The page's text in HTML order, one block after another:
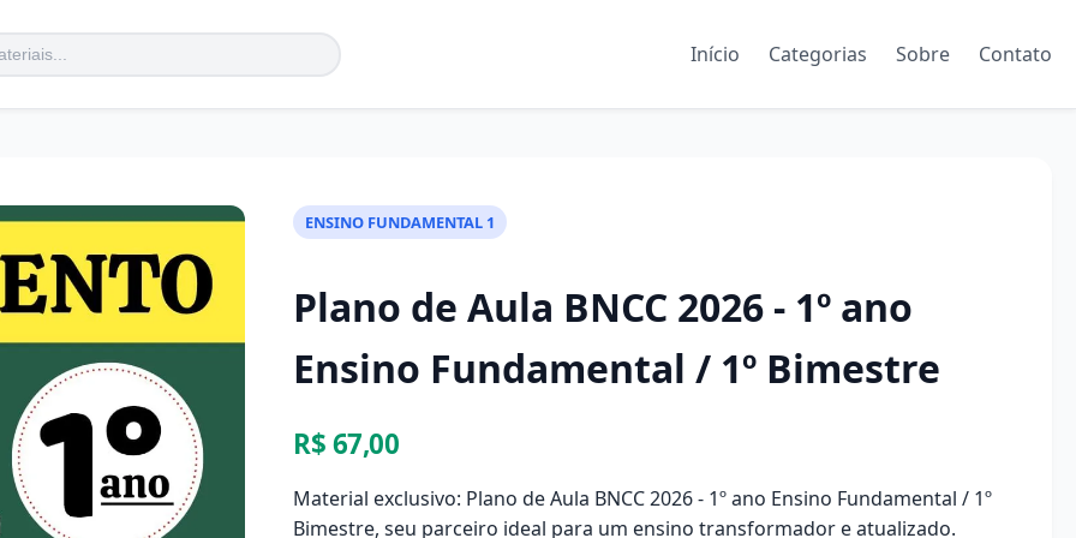
Início Categorias Sobre Contato
ENSINO FUNDAMENTAL 1
Plano de Aula BNCC 2026 - 1º ano
Ensino Fundamental / 1º Bimestre
R$ 67,00
Material exclusivo: Plano de Aula BNCC 2026 - 1º ano Ensino Fundamental / 1º
Bimestre, seu parceiro ideal para um ensino transformador e atualizado.